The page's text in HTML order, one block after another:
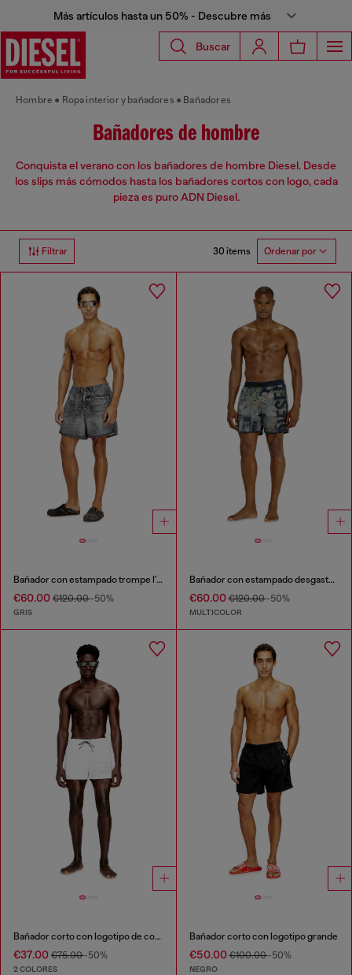
Más artículos hasta un 50% - Descubre más
Buscar
Hombre Ropa interior y bañadores Bañadores
Bañadores de hombre
Conquista el verano con los bañadores de hombre Diesel. Desde
los slips más cómodos hasta los bañadores cortos con logo, cada
pieza es puro ADN Diesel.
Filtrar 30 items Ordenar por
Bañador con estampado trompe l'oeil de denim
€60.00 €120.00-50%
GRIS
Bañador con estampado desgastado y maxi logo
€60.00€120.00-50%
MULTICOLOR
Bañador corto con logotipo de contorno
€37.00 €75.00-50%
2 COLORES
Bañador corto con logotipo grande
€50.00€100.00-50%
NEGRO